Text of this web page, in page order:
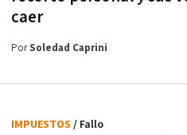
caer
PorSoledad Caprini
IMPUESTOS / Fallo